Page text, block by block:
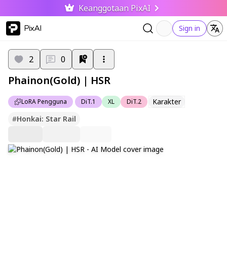
Keanggotaan PixAI
PixAI Sign in
LoRA Pengguna DiT.1 XL DiT.2 Karakter
2 0
Phainon(Gold) | HSR
#Honkai: Star Rail